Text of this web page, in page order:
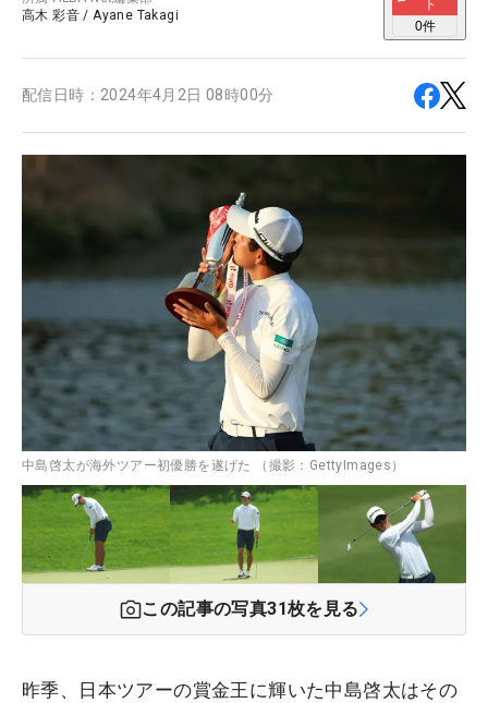
高木 彩音 /Ayane Takagi
ト
0件
配信日時： 2024年4月2日 08時00分
中島啓太が海外ツアー初優勝を遂げた （撮影：GettyImages）
この記事の写真31枚を見る
昨季、日本ツアーの賞金王に輝いた中島啓太はその